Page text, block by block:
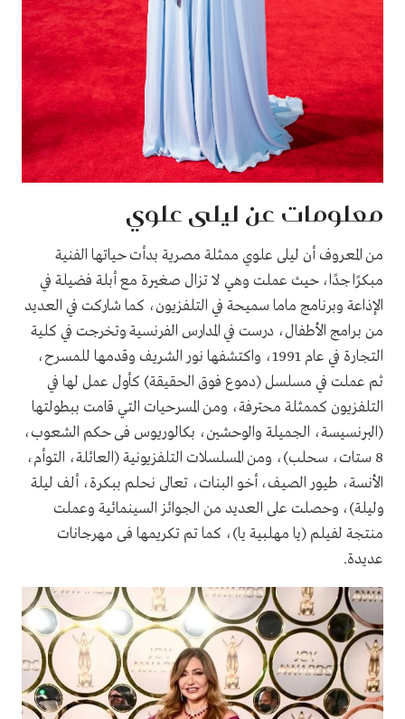
معلومات عن ليلى علوي
من المعروف أن ليلى علوي ممثلة مصرية بدأت حياتها الفنية
مبكرًا جدًا، حيث عملت وهي لا تزال صغيرة مع أبلة فضيلة في
الإذاعة وبرنامج ماما سميحة في التلفزيون، كما شاركت في العديد
من برامج الأطفال، درست في المدارس الفرنسية وتخرجت في كلية
التجارة في عام 1991، واكتشفها نور الشريف وقدمها للمسرح،
ثم عملت في مسلسل (دموع فوق الحقيقة) كأول عمل لها في
التلفزيون كممثلة محترفة، ومن المسرحيات التي قامت ببطولتها
(البرنسيسة، الجميلة والوحشين، بكالوريوس فى حكم الشعوب،
8 ستات، سحلب)، ومن المسلسلات التلفزيونية (العائلة، التوأم،
الأنسة، طيور الصيف، أخو البنات، تعالى نحلم ببكرة، ألف ليلة
وليلة)، وحصلت على العديد من الجوائز السينمائية وعملت
منتجة لفيلم (يا مهلبية يا)، كما تم تكريمها فى مهرجانات
عديدة.